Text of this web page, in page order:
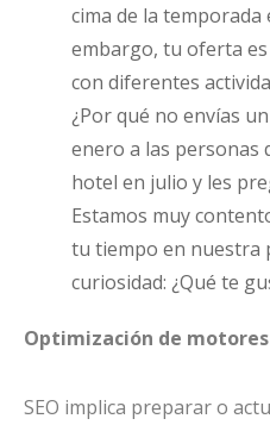
cima de la
embargo, tu oferta
con diferentes
¿Por qué no envías
enero a las personas
hotel en julio y les
Estamos muy
tu tiempo en nuestra
curiosidad: ¿Qué te
Optimización de
SEO implica preparar o